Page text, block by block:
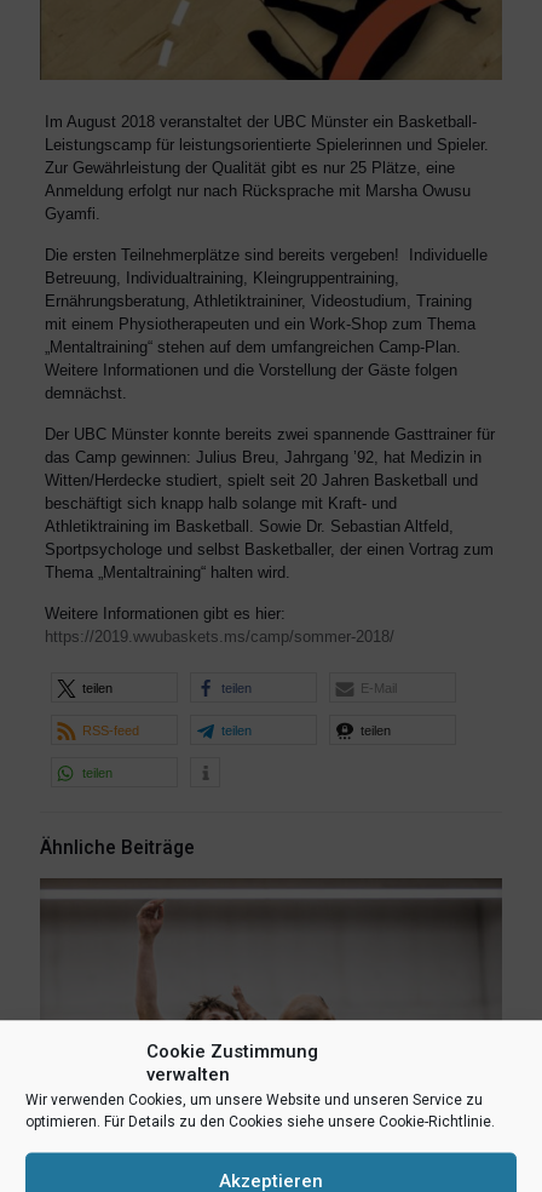
Cookie Zustimmung
verwalten
Wir verwenden Cookies, um unsere Website und unseren Service zu
optimieren. Für Details zu den Cookies siehe unsere Cookie-Richtlinie.
Akzeptieren
Im August 2018 veranstaltet der UBC Münster ein Basketball-
Leistungscamp für leistungsorientierte Spielerinnen und Spieler.
Zur Gewährleistung der Qualität gibt es nur 25 Plätze, eine
Anmeldung erfolgt nur nach Rücksprache mit Marsha Owusu
Gyamfi.
Die ersten Teilnehmerplätze sind bereits vergeben! Individuelle
Betreuung, Individualtraining, Kleingruppentraining,
Ernährungsberatung, Athletiktraininer, Videostudium, Training
mit einem Physiotherapeuten und ein Work-Shop zum Thema
„Mentaltraining“ stehen auf dem umfangreichen Camp-Plan.
Weitere Informationen und die Vorstellung der Gäste folgen
demnächst.
Der UBC Münster konnte bereits zwei spannende Gasttrainer für
das Camp gewinnen: Julius Breu, Jahrgang ’92, hat Medizin in
Witten/Herdecke studiert, spielt seit 20 Jahren Basketball und
beschäftigt sich knapp halb solange mit Kraft- und
Athletiktraining im Basketball. Sowie Dr. Sebastian Altfeld,
Sportpsychologe und selbst Basketballer, der einen Vortrag zum
Thema „Mentaltraining“ halten wird.
Weitere Informationen gibt es hier:
https://2019.wwubaskets.ms/camp/sommer-2018/
teilen teilen E-Mail
RSS-feed teilen teilen
teilen
Ähnliche Beiträge